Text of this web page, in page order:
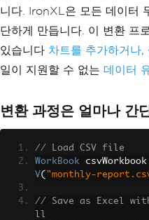
// Add
        reportSheet
duct Name";
        reportSheet
rent Stock"
        reportSheet
[
t.Bold true;
int
foreach
(var
{
w}" ]. Value = item .
니다. IronXL은 모든 데이터
단하게 만듭니다. 이 변환 프
있습니다 차트를 추가하거나,
일이 지원할 수 없는 데이터
변환 과정은 얼마나 간
// Load CSV file
WorkBook csvWorkbook
V( "monthly-
// Save as Excel
ll